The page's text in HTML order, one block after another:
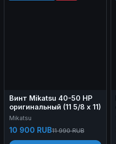
Винт Mikatsu 40-50 HP
оригинальный (11 5/8 х 11)
Mikatsu
10 900 RUB11 990 RUB